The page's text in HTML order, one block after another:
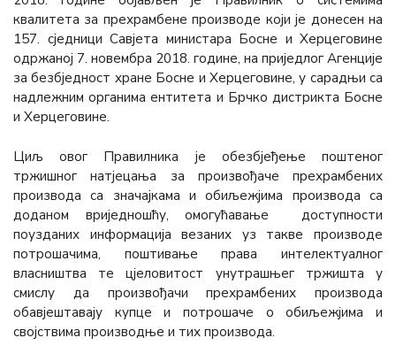
квалитета за прехрамбене производе који је донесен на
157. сједници Савјета министара Босне и Херцеговине
одржаној 7. новембра 2018. године, на приједлог Агенције
за безбједност хране Босне и Херцеговине, у сарадњи са
надлежним органима ентитета и Брчко дистрикта Босне
и Херцеговине.
Циљ овог Правилника је обезбјеђење поштеног
тржишног натјецањa за произвођаче прехрамбених
производа са значајкама и обиљежјима производа са
доданом вриједношћу, омогућaвaње доступности
поузданих информација везаних уз такве производе
потрошачима, поштивање права интелектуалног
власништва те цјеловитост унутрашњег тржишта у
смислу да произвођачи прехрамбених производа
обавјештавају купце и потрошаче о обиљежјима и
својствима производње и тих производа.